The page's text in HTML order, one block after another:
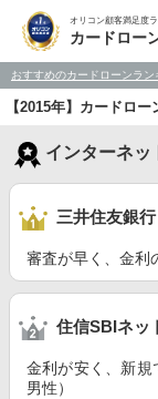
オリコン顧客満足度
カードロー
おすすめのカードローンラン
【2015年】カードロ
インターネッ
三井住友銀行
審査が早く、金利
住信SBIネッ
金利が安く、新規
男性）